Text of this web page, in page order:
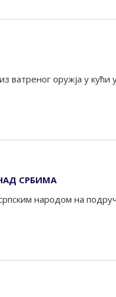
оружја у кући
СРБИМА
народом на